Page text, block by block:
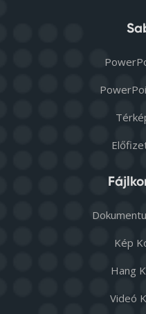
Kép
Hang
Videó